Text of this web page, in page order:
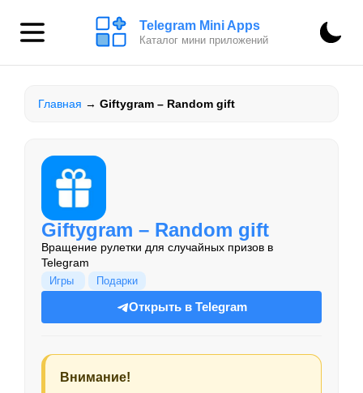
Telegram Mini Apps
Каталог мини приложений
Главная → Giftygram – Random gift
Giftygram – Random gift
Вращение рулетки для случайных призов в
Telegram
Игры Подарки
Открыть в Telegram
Внимание!